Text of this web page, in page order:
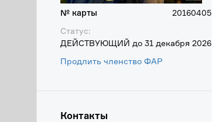
№ карты
20160405
Статус:
ДЕЙСТВУЮЩИЙ до 31 декабря 2026
Продлить членство ФАР
Контакты